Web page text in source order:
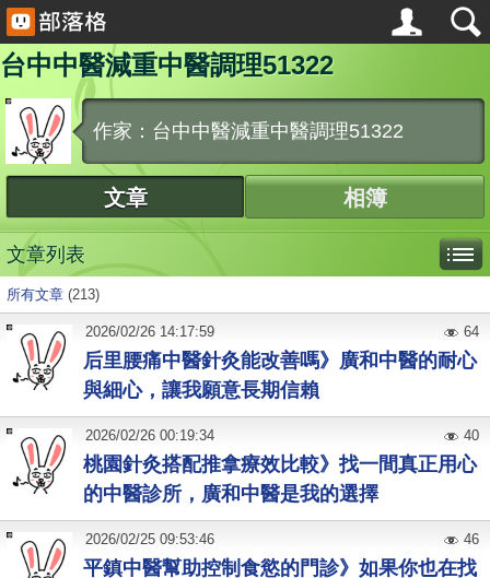
台中中醫減重中醫調理51322
作家：台中中醫減重中醫調理51322
文章 相簿
文章列表
所有文章 (213)
后里腰痛中醫針灸能改善嗎》廣和中醫的耐心
與細心，讓我願意長期信賴
2026/02/26 14:17:59 64
桃園針灸搭配推拿療效比較》找一間真正用心
的中醫診所，廣和中醫是我的選擇
2026/02/26 00:19:34 40
平鎮中醫幫助控制食慾的門診》如果你也在找
2026/02/25 09:53:46 46